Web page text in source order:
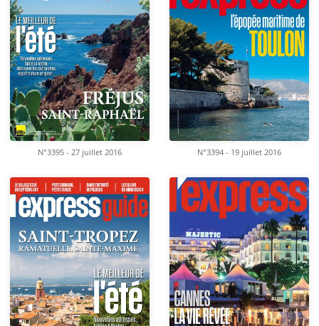
N°3395 - 27 juillet 2016 N°3394 - 19 juillet 2016